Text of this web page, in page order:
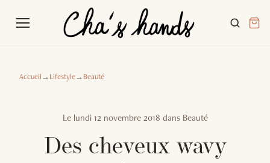
Accueil→Lifestyle→Beauté
Le lundi 12 novembre 2018 dans Beauté
Des cheveux wavy